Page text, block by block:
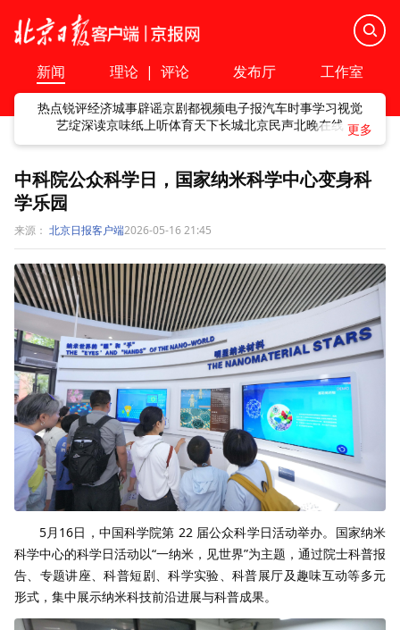
新闻 理论 | 评论 发布厅 工作室
热点锐评经济城事辟谣京剧都视频电子报汽车时事学习视觉
艺绽深读京味纸上听体育天下长城北京民声北晚在线
中科院公众科学日，国家纳米科学中心变身科
学乐园
来源： 北京日报客户端2026-05-16 21:45
5月16日，中国科学院第 22 届公众科学日活动举办。国家纳米
科学中心的科学日活动以“一纳米，见世界”为主题，通过院士科普报
告、专题讲座、科普短剧、科学实验、科普展厅及趣味互动等多元
形式，集中展示纳米科技前沿进展与科普成果。